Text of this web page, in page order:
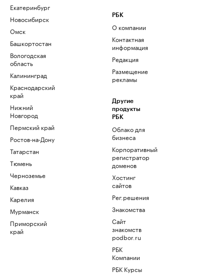
Екатеринбург
Новосибирск
Омск
Башкортостан
Вологодская
область
Калининград
Краснодарский
край
Нижний
Новгород
Пермский край
Ростов-на-Дону
Татарстан
Тюмень
Черноземье
Кавказ
Карелия
Мурманск
Приморский
край
РБК
О компании
Контактная
информация
Редакция
Размещение
рекламы
Другие
продукты
РБК
Облако для
бизнеса
Корпоративный
регистратор
доменов
Хостинг
сайтов
Рег.решения
Знакомства
Сайт
знакомств
podbor.ru
РБК
Компании
РБК Курсы